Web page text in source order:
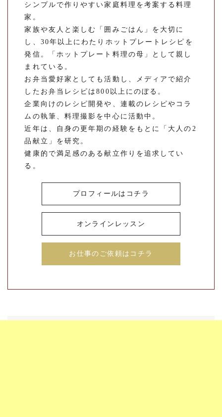
シンプルで作りやすい家庭料理を考案する料理
家。
家族や友人と楽しむ「囲みごはん」を大切に
し、30年以上にわたりホットプレートレシピを
発信。「ホットプレート料理の母」として親し
まれている。
お弁当愛好家としても活動し、メディアで紹介
したお弁当レシピは800以上にのぼる。
企業向けのレシピ開発や、連載のレシピやコラ
ムの執筆、料理撮影を中心に活動中。
近年は、自身の更年期の経験をもとに「大人の2
品献立」を研究。
健康的で満足感のある献立作りを追求してい
る。
プロフィールはコチラ
オンラインレッスン
お仕事のご依頼はコチラ